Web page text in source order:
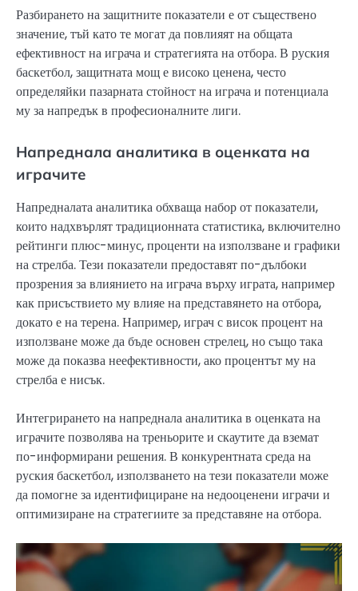
Разбирането на защитните показатели е от съществено
значение, тъй като те могат да повлияят на общата
ефективност на играча и стратегията на отбора. В руския
баскетбол, защитната мощ е високо ценена, често
определяйки пазарната стойност на играча и потенциала
му за напредък в професионалните лиги.
Напреднала аналитика в оценката на
играчите
Напредналата аналитика обхваща набор от показатели,
които надхвърлят традиционната статистика, включително
рейтинги плюс-минус, проценти на използване и графики
на стрелба. Тези показатели предоставят по-дълбоки
прозрения за влиянието на играча върху играта, например
как присъствието му влияе на представянето на отбора,
докато е на терена. Например, играч с висок процент на
използване може да бъде основен стрелец, но също така
може да показва неефективности, ако процентът му на
стрелба е нисък.
Интегрирането на напреднала аналитика в оценката на
играчите позволява на треньорите и скаутите да вземат
по-информирани решения. В конкурентната среда на
руския баскетбол, използването на тези показатели може
да помогне за идентифициране на недооценени играчи и
оптимизиране на стратегиите за представяне на отбора.